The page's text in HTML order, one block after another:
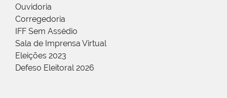
Ouvidoria
Corregedoria
IFF Sem Assédio
Sala de Imprensa Virtual
Eleições 2023
Defeso Eleitoral 2026